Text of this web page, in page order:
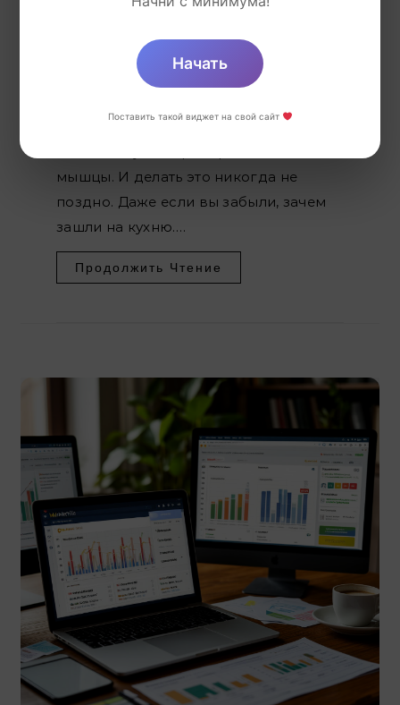
тёмный, и исследованию не
подлежит», — шутил один
наука с этим не согласна: память
мышцы. И делать это никогда не
поздно. Даже если вы забыли, зачем
зашли на кухню.…
Продолжить Чтение
Начать
Поставить такой виджет на свой сайт